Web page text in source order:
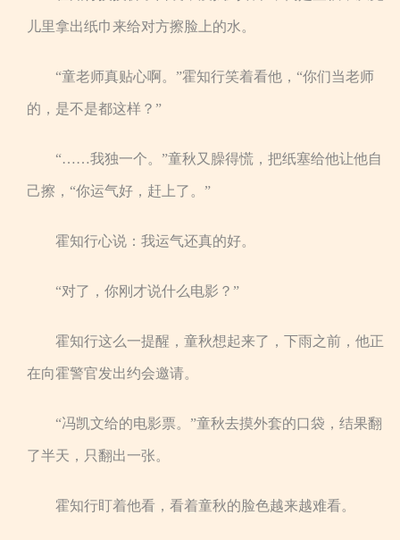
儿里拿出纸巾来给对方擦脸上的水。
“童老师真贴心啊。”霍知行笑着看他，“你们当老师
的，是不是都这样？”
“……我独一个。”童秋又臊得慌，把纸塞给他让他自
己擦，“你运气好，赶上了。”
霍知行心说：我运气还真的好。
“对了，你刚才说什么电影？”
霍知行这么一提醒，童秋想起来了，下雨之前，他正
在向霍警官发出约会邀请。
“冯凯文给的电影票。”童秋去摸外套的口袋，结果翻
了半天，只翻出一张。
霍知行盯着他看，看着童秋的脸色越来越难看。